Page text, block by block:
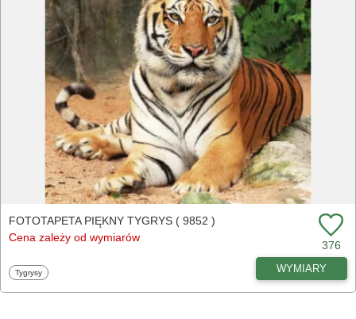
FOTOTAPETA PIĘKNY TYGRYS ( 9852 )
Cena zależy od wymiarów
376
Fototapety
Tygrysy WYMIARY